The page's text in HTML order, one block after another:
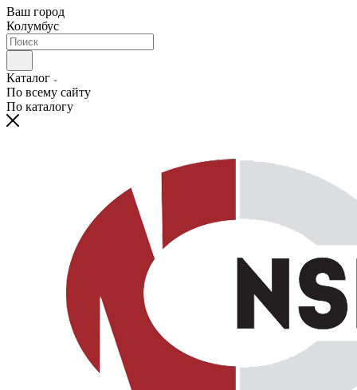
Ваш город
Колумбус
Каталог
По всему сайту
По каталогу